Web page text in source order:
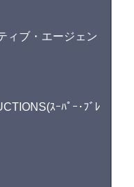
ィブ・エージェン
ｽｰﾊﾟｰ･ﾌﾞﾚ